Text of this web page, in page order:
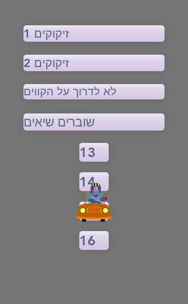
זיקוקים 1
זיקוקים 2
לא לדרוך על הקווים
שוברים שיאים
13
14
15
16